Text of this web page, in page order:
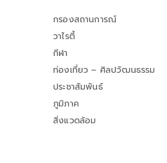
กรองสถานการณ์
วาไรตี้
กีฬา
ท่องเที่ยว – ศิลปวัฒนธรรม
ประชาสัมพันธ์
ภูมิภาค
สิ่งแวดล้อม